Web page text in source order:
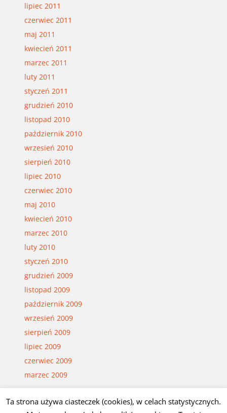
lipiec 2011
czerwiec 2011
maj 2011
kwiecień 2011
marzec 2011
luty 2011
styczeń 2011
grudzień 2010
listopad 2010
październik 2010
wrzesień 2010
sierpień 2010
lipiec 2010
czerwiec 2010
maj 2010
kwiecień 2010
marzec 2010
luty 2010
styczeń 2010
grudzień 2009
listopad 2009
październik 2009
wrzesień 2009
sierpień 2009
lipiec 2009
czerwiec 2009
marzec 2009
Ta strona używa ciasteczek (cookies), w celach statystycznych.